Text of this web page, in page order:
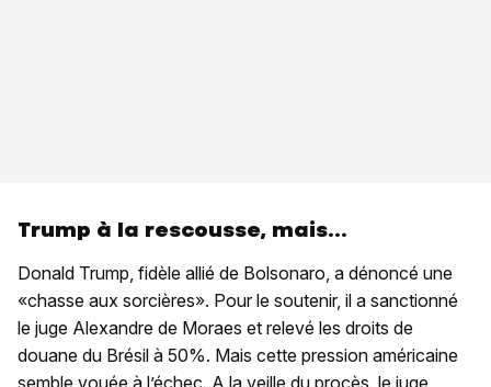
Trump à la rescousse, mais...
Donald Trump, fidèle allié de Bolsonaro, a dénoncé une
«chasse aux sorcières». Pour le soutenir, il a sanctionné
le juge Alexandre de Moraes et relevé les droits de
douane du Brésil à 50%. Mais cette pression américaine
semble vouée à l’échec. A la veille du procès, le juge